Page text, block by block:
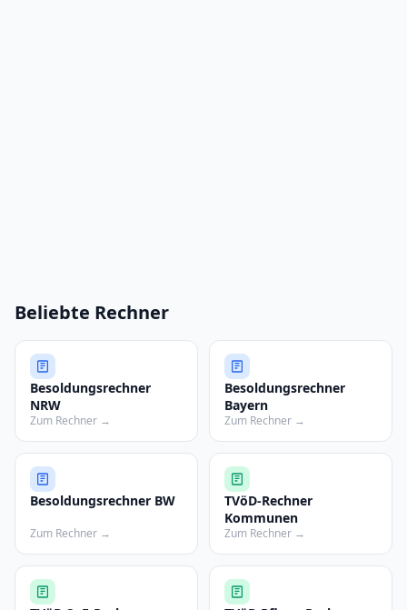
Beliebte Rechner
Besoldungsrechner
NRW
Zum Rechner →
Besoldungsrechner
Bayern
Zum Rechner →
Besoldungsrechner BW
Zum Rechner →
TVöD-Rechner
Kommunen
Zum Rechner →